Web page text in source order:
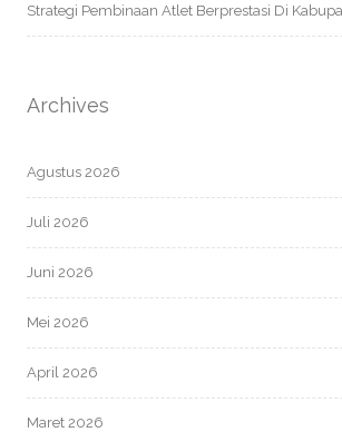
Strategi Pembinaan Atlet Berprestasi Di
Archives
Agustus 2026
Juli 2026
Juni 2026
Mei 2026
April 2026
Maret 2026